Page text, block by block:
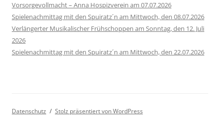
Vorsorgevollmacht – Anna Hospizverein am 07.07.2026
Spielenachmittag mit den Spuiratz´n am Mittwoch, den 08.07.2026
Verlängerter Musikalischer Frühschoppen am Sonntag, den 12. Juli
2026
Spielenachmittag mit den Spuiratz´n am Mittwoch, den 22.07.2026
Datenschutz Stolz präsentiert von WordPress